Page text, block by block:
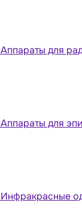
Аппараты для
Аппараты для
Инфракрасные